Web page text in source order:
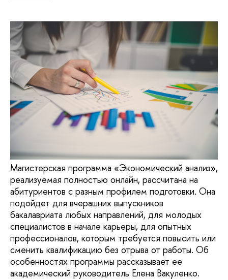
Магистерская программа «Экономический анализ»,
реализуемая полностью онлайн, рассчитана на
абитуриентов с разным профилем подготовки. Она
подойдет для вчерашних выпускников
бакалавриата любых направлений, для молодых
специалистов в начале карьеры, для опытных
профессионалов, которым требуется повысить или
сменить квалификацию без отрыва от работы. Об
особенностях программы рассказывает ее
академический руководитель Елена Вакуленко.